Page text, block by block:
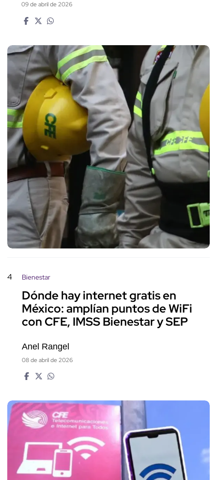
09 de abril de 2026
4 Bienestar
Dónde hay internet gratis en
México: amplían puntos de WiFi
con CFE, IMSS Bienestar y SEP
Anel Rangel
08 de abril de 2026